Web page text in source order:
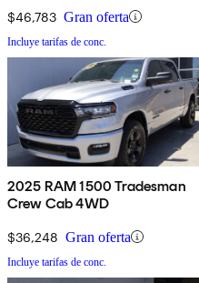
$46,783 Gran oferta
Incluye tarifas de conc.
2025 RAM 1500 Tradesman
Crew Cab 4WD
$36,248 Gran oferta
Incluye tarifas de conc.